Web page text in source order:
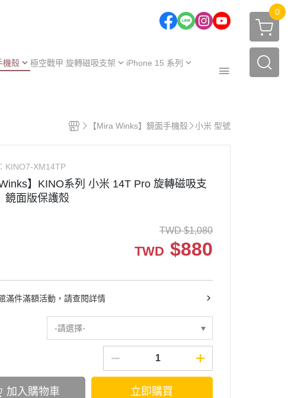
0
機殼 極空戰甲 旋轉磁吸支架 iPhone 15 系列
iPhone 15 Pro
護殼
極空戰甲｜福利品
【Mira Winks】鏡面手機殼 小米 型號
KINO7-XM14TP
Winks】KINO系列 小米 14T Pro 旋轉磁吸支
鏡面版保護殼
TWD $1,080
TWD $880
滿件滿額活動，請查閱詳情
-請選擇-
加入購物車 立即購買